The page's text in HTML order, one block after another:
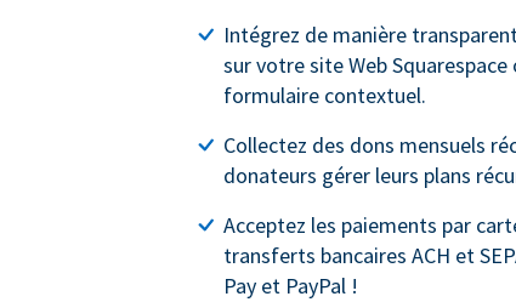
Intégrez de manière
sur votre site Web
formulaire contextuel.
Collectez des dons mensuels
donateurs gérer leurs plans
Acceptez les paiements par
transferts bancaires ACH et
Pay et PayPal !